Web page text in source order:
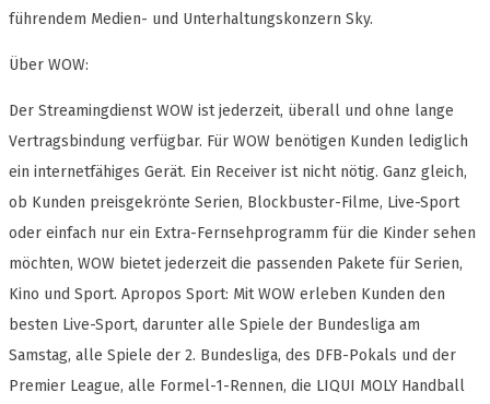
führendem Medien- und Unterhaltungskonzern Sky.
Über WOW:
Der Streamingdienst WOW ist jederzeit, überall und ohne lange
Vertragsbindung verfügbar. Für WOW benötigen Kunden lediglich
ein internetfähiges Gerät. Ein Receiver ist nicht nötig. Ganz gleich,
ob Kunden preisgekrönte Serien, Blockbuster-Filme, Live-Sport
oder einfach nur ein Extra-Fernsehprogramm für die Kinder sehen
möchten, WOW bietet jederzeit die passenden Pakete für Serien,
Kino und Sport. Apropos Sport: Mit WOW erleben Kunden den
besten Live-Sport, darunter alle Spiele der Bundesliga am
Samstag, alle Spiele der 2. Bundesliga, des DFB-Pokals und der
Premier League, alle Formel-1-Rennen, die LIQUI MOLY Handball